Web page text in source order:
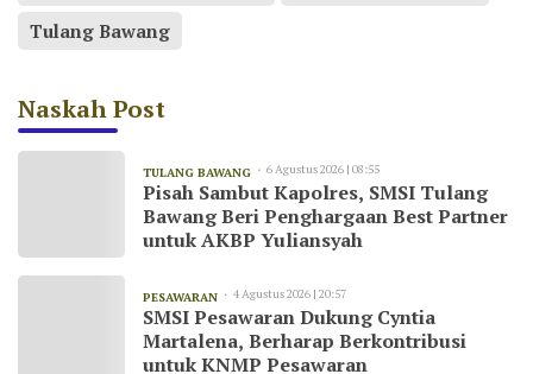
Tulang Bawang
Naskah Post
TULANG BAWANG 6 Agustus 2026 | 08:55
Pisah Sambut Kapolres, SMSI Tulang
Bawang Beri Penghargaan Best Partner
untuk AKBP Yuliansyah
PESAWARAN 4 Agustus 2026 | 20:57
SMSI Pesawaran Dukung Cyntia
Martalena, Berharap Berkontribusi
untuk KNMP Pesawaran